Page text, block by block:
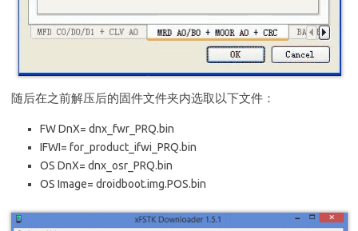
随后在之前解压后的固件文件夹内选取以下文件：
FW DnX= dnx_fwr_PRQ.bin
IFWI= for_product_ifwi_PRQ.bin
OS DnX= dnx_osr_PRQ.bin
OS Image= droidboot.img.POS.bin